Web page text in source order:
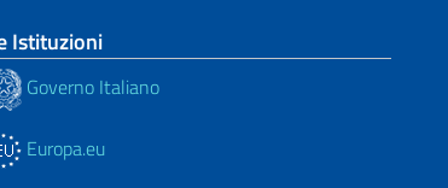
Istituzioni
Governo Italiano
Europa.eu